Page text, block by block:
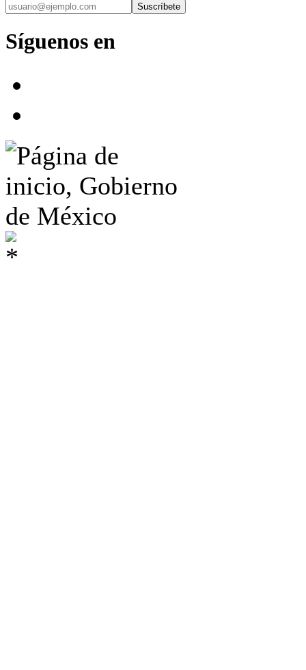
Suscríbete
Síguenos en